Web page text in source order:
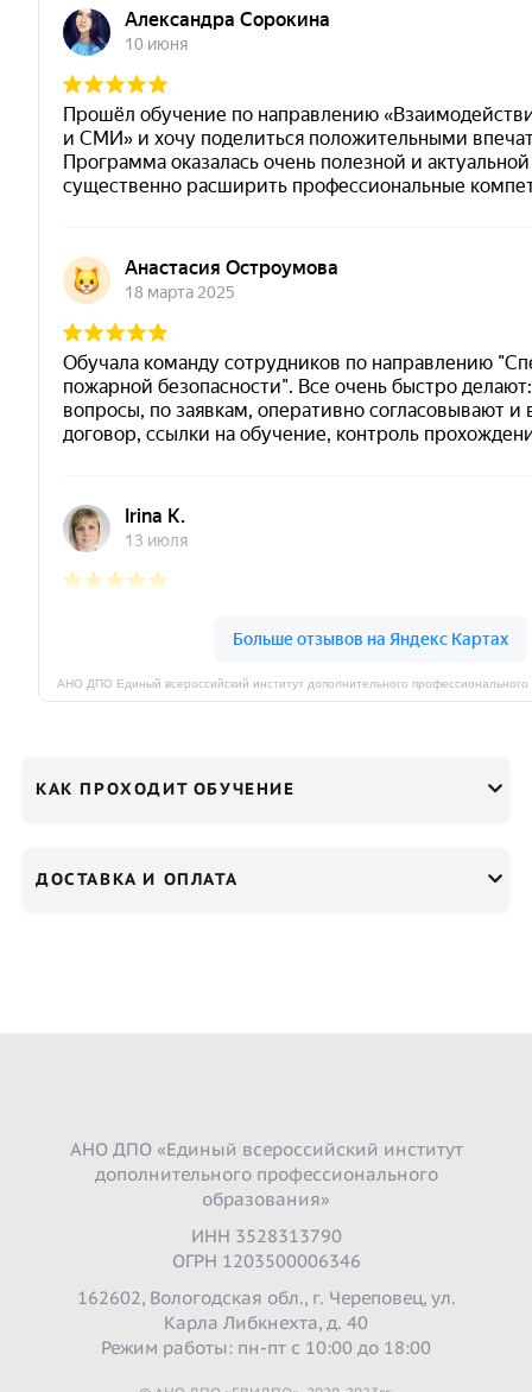
КАК ПРОХОДИТ ОБУЧЕНИЕ
ДОСТАВКА И ОПЛАТА
АНО ДПО «Единый всероссийский институт
дополнительного профессионального
образования»
ИНН 3528313790
ОГРН 1203500006346
162602, Вологодская обл., г. Череповец, ул.
Карла Либкнехта, д. 40
Режим работы: пн-пт с 10:00 до 18:00